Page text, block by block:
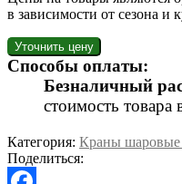
в зависимости от сезона и
Способы оплаты:
Безналичный
стоимость товара
Категория: Краны шаровые
Поделиться: